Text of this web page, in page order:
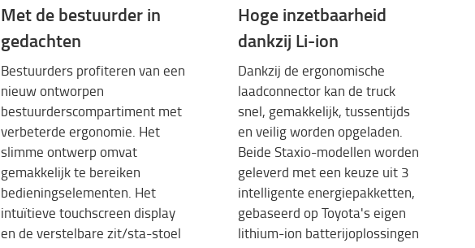
Met de bestuurder in
gedachten
Bestuurders profiteren van een
nieuw ontworpen
bestuurderscompartiment met
verbeterde ergonomie. Het
slimme ontwerp omvat
gemakkelijk te bereiken
bedieningselementen. Het
intuïtieve touchscreen display
en de verstelbare zit/sta-stoel
Hoge inzetbaarheid
dankzij Li-ion
Dankzij de ergonomische
laadconnector kan de truck
snel, gemakkelijk, tussentijds
en veilig worden opgeladen.
Beide Staxio-modellen worden
geleverd met een keuze uit 3
intelligente energiepakketten,
gebaseerd op Toyota's eigen
lithium-ion batterijoplossingen